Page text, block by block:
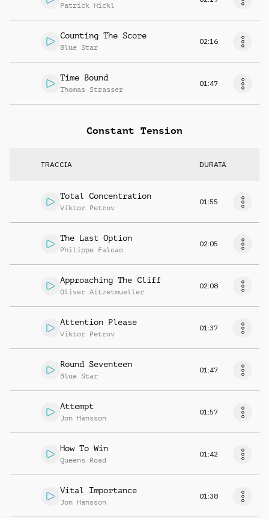
Patrick Hickl
Counting The Score
Blue Star
02:16
Time Bound
Thomas Strasser
01:47
Constant Tension
TRACCIA DURATA
Total Concentration
Viktor Petrov
01:55
The Last Option
Philippe Falcao
02:05
Approaching The Cliff
Oliver Aitzetmueller
02:08
Attention Please
Viktor Petrov
01:37
Round Seventeen
Blue Star
01:47
Attempt
Jon Hansson
01:57
How To Win
Queens Road
01:42
Vital Importance
Jon Hansson
01:38